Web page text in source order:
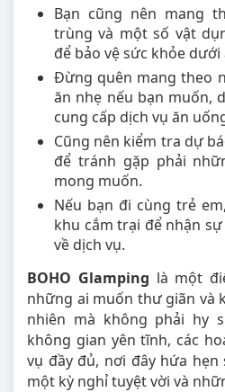
Bạn cũng nên mang
trùng và một số vật
để bảo vệ sức khỏe dưới
Đừng quên mang theo
ăn nhẹ nếu bạn muốn,
cung cấp dịch vụ ăn
Cũng nên kiểm tra dự
để tránh gặp phải
mong muốn.
Nếu bạn đi cùng trẻ
khu cắm trại để nhận
về dịch vụ.
BOHO Glamping là một
những ai muốn thư giãn và
nhiên mà không phải hy
không gian yên tĩnh, các
vụ đầy đủ, nơi đây hứa hẹn
một kỳ nghỉ tuyệt vời và